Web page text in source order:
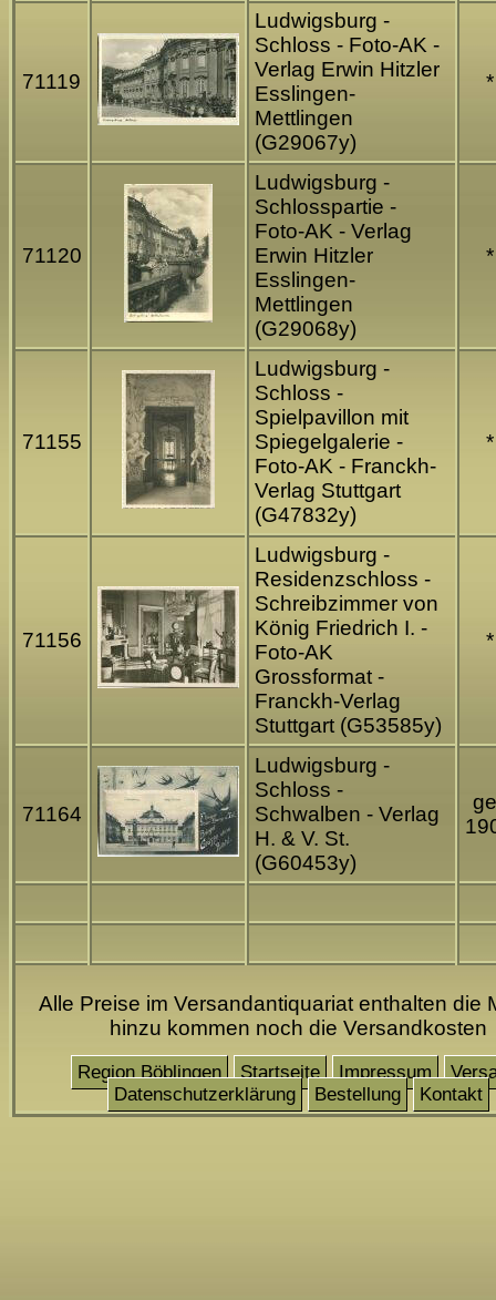
71119
Ludwigsburg -
Schloss - Foto-AK -
Verlag Erwin Hitzler
Esslingen-
Mettlingen
(G29067y)
*
71120
Ludwigsburg -
Schlosspartie -
Foto-AK - Verlag
Erwin Hitzler
Esslingen-
Mettlingen
(G29068y)
*
71155
Ludwigsburg -
Schloss -
Spielpavillon mit
Spiegelgalerie -
Foto-AK - Franckh-
Verlag Stuttgart
(G47832y)
*
71156
Ludwigsburg -
Residenzschloss -
Schreibzimmer von
König Friedrich I. -
Foto-AK
Grossformat -
Franckh-Verlag
Stuttgart (G53585y)
*
71164
Ludwigsburg -
Schloss -
Schwalben - Verlag
H. & V. St.
(G60453y)
Alle Preise im Versandantiquariat enthalten die
hinzu kommen noch die Versandkosten
Region Böblingen Startseite Impressum
Datenschutzerklärung
Bestellung Kontakt